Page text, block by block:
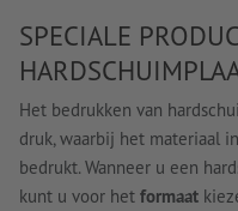
SPECIALE
Het bedrukken van
druk, waarbij het materiaal
bedrukt. Wanneer u een
kunt u voor het formaat